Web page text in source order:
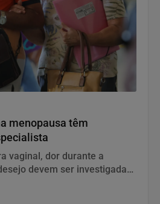
menopausa têm
vaginal, dor durante a
devem ser investigadas